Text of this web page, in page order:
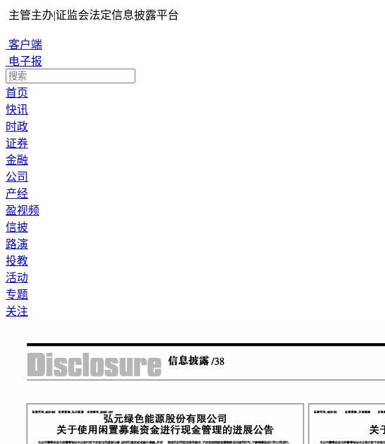
主管主办|证监会法定信息披露平台
客户端
电子报
首页
快讯
时政
证券
金融
公司
产经
盈视频
信披
路演
投教
活动
专题
关注